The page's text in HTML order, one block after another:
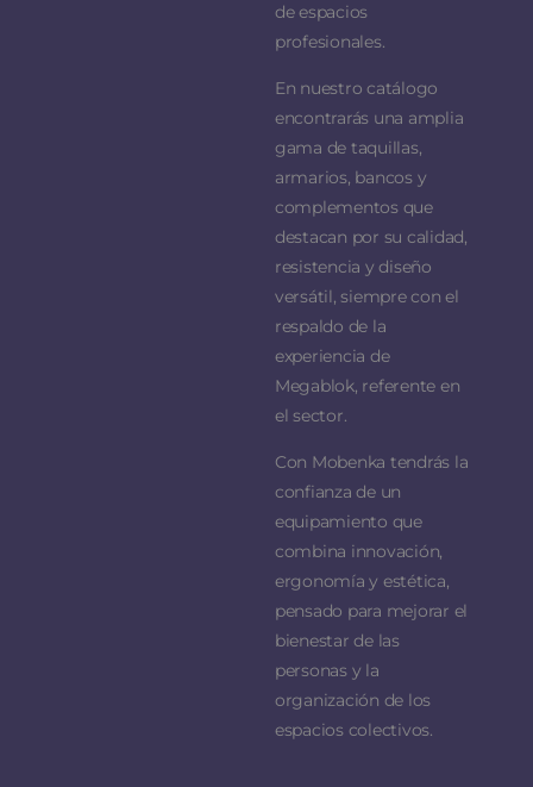
de espacios
profesionales.
En nuestro catálogo
encontrarás una amplia
gama de taquillas,
armarios, bancos y
complementos que
destacan por su calidad,
resistencia y diseño
versátil, siempre con el
respaldo de la
experiencia de
Megablok, referente en
el sector.
Con Mobenka tendrás la
confianza de un
equipamiento que
combina innovación,
ergonomía y estética,
pensado para mejorar el
bienestar de las
personas y la
organización de los
espacios colectivos.